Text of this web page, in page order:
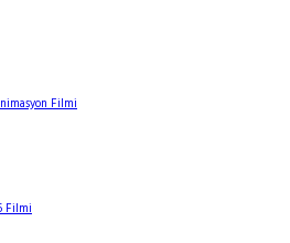
Filmi
Filmi